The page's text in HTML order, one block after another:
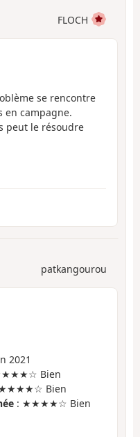
FLOCH
se rencontre
en campagne.
peut le résoudre
patkangourou
2021
Bien
Bien
: ★★★★☆ Bien